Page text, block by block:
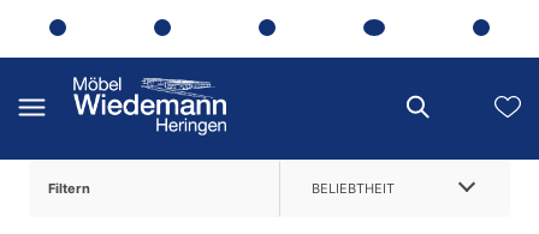
Filtern BELIEBTHEIT